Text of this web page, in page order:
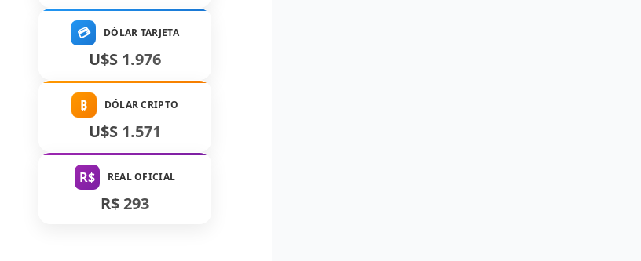
💳 DÓLAR TARJETA
U$S 1.976
₿ DÓLAR CRIPTO
U$S 1.571
R$ REAL OFICIAL
R$ 293